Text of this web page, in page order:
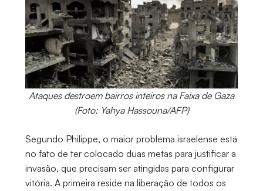
Ataques destroem bairros inteiros na Faixa de Gaza
(Foto: Yahya Hassouna/AFP)
Segundo Philippe, o maior problema israelense está
no fato de ter colocado duas metas para justificar a
invasão, que precisam ser atingidas para configurar
vitória. A primeira reside na liberação de todos os